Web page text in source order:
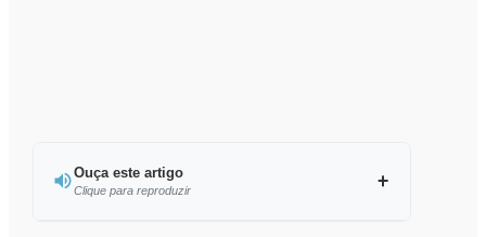
Ouça este artigo
Clique para reproduzir